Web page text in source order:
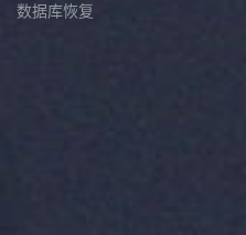
数据库恢复